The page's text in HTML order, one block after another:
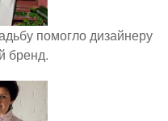
помогло дизайнеру
бренд.